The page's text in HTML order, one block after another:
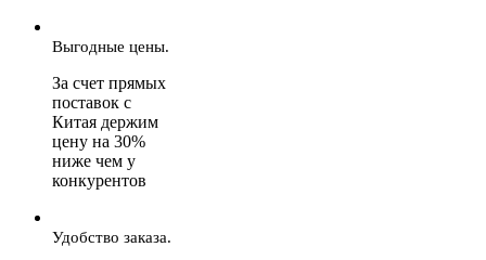
Выгодные цены.
За счет прямых
поставок с
Китая держим
цену на 30%
ниже чем у
конкурентов
Удобство заказа.